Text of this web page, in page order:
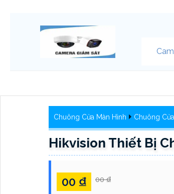
Chuông Cửa Màn Hình Chuông
Hikvision Thiết Bị
00 ₫ 00 ₫